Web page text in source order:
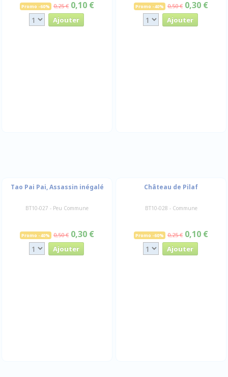
Promo -60% 0,25 € 0,10 € Promo -40% 0,50 € 0,30 €
Tao Pai Pai, Assassin inégalé
BT10-027 - Peu Commune
Promo -40% 0,50 € 0,30 €
Château de Pilaf
BT10-028 - Commune
Promo -60% 0,25 € 0,10 €